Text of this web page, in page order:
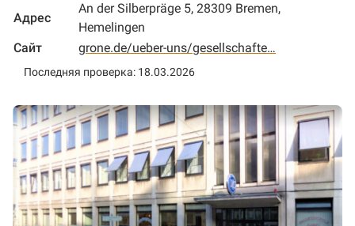
Адрес
An der Silberpräge 5, 28309 Bremen,
Hemelingen
Сайт
grone.de/ueber-uns/gesellschafte…
Последняя проверка: 18.03.2026